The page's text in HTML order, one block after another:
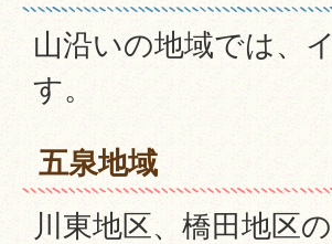
山沿いの地域では、
す。
五泉地域
川東地区、橋田地区